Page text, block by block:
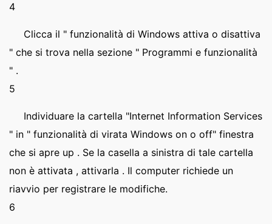
4
Clicca il " funzionalità di Windows attiva o disattiva
" che si trova nella sezione " Programmi e funzionalità
" .
5
Individuare la cartella "Internet Information Services
" in " funzionalità di virata Windows on o off" finestra
che si apre up . Se la casella a sinistra di tale cartella
non è attivata , attivarla . Il computer richiede un
riavvio per registrare le modifiche.
6